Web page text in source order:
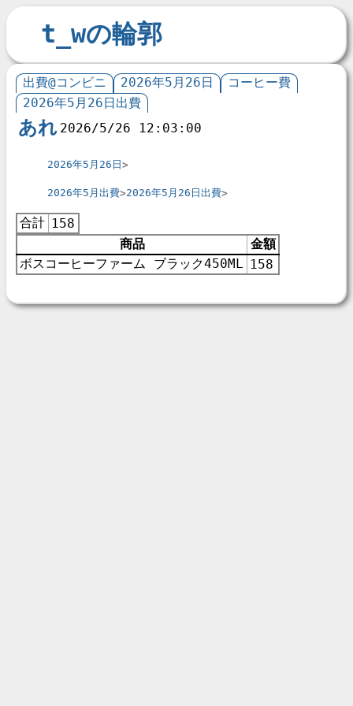
t_wの輪郭
出費@コンビニ 2026年5月26日
コーヒー費
2026年5月26日出費
あれ 2026/5/26 12:03:00
2026年5月26日
2026年5月出費 2026年5月26日出費
合計 158
商品
金額
ボスコーヒーファーム ブラック450ML
158